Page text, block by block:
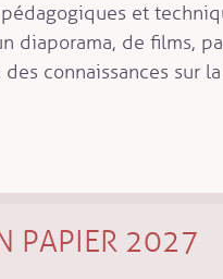
et
diaporama, de films,
connaissances sur
PAPIER 2027